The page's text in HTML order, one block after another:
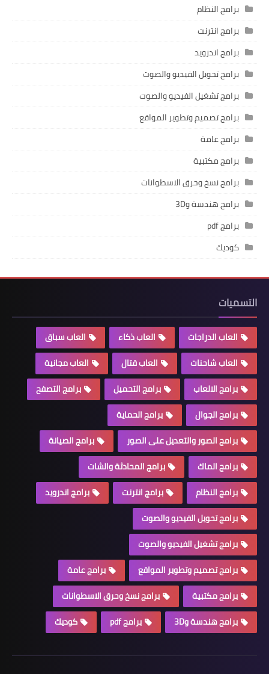
برامج النظام
برامج انترنت
برامج اندرويد
برامج تحويل الفيديو والصوت
برامج تشغيل الفيديو والصوت
برامج تصميم وتطوير المواقع
برامج عامة
برامج مكتبية
برامج نسخ وحرق الاسطوانات
برامج هندسة و3D
برامج pdf
كوديك
التسميات
العاب الدراجات العاب ذكاء
العاب سباق
العاب شاحنات
العاب قتال
العاب مجانية
برامج الالعاب
برامج التحميل
برامج التصفح
برامج الجوال
برامج الحماية
برامج الصور والتعديل على الصور
برامج الصيانة
برامج الماك
برامج المحادثة والشات
برامج النظام
برامج انترنت
برامج اندرويد
برامج تحويل الفيديو والصوت
برامج تشغيل الفيديو والصوت
برامج تصميم وتطوير المواقع
برامج عامة
برامج مكتبية
برامج نسخ وحرق الاسطوانات
برامج هندسة و3D
برامج pdf كوديك